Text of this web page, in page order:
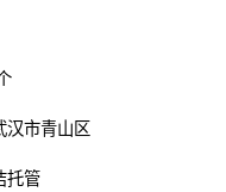
汉市青山区
托管